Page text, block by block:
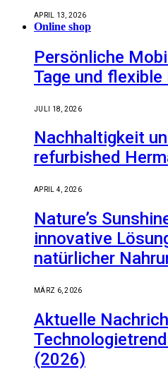
APRIL 13, 2026
Online shop
Persönliche
Tage und flexible
JULI 18, 2026
Nachhaltigkeit
refurbished
APRIL 4, 2026
Nature’s
innovative
natürlicher
MÄRZ 6, 2026
Aktuelle
(2026)